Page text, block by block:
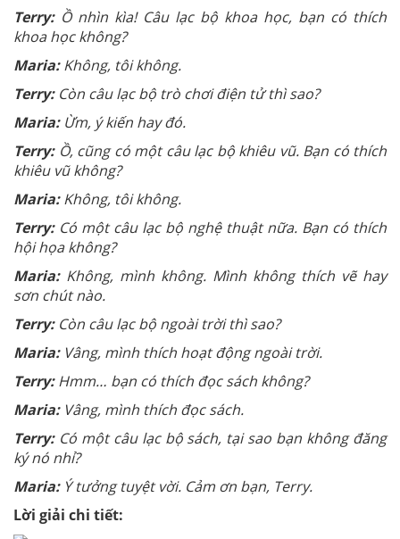
Terry:Ồ nhìn kìa! Câu lạc bộ khoa học, bạn có thích
khoa học không?
Maria:Không, tôi không.
Terry:Còn câu lạc bộ trò chơi điện tử thì sao?
Maria:Ừm, ý kiến hay đó.
Terry:Ồ, cũng có một câu lạc bộ khiêu vũ. Bạn có thích
khiêu vũ không?
Maria:Không, tôi không.
Terry:Có một câu lạc bộ nghệ thuật nữa. Bạn có thích
hội họa không?
Maria:Không, mình không. Mình không thích vẽ hay
sơn chút nào.
Terry:Còn câu lạc bộ ngoài trời thì sao?
Maria:Vâng, mình thích hoạt động ngoài trời.
Terry:Hmm… bạn có thích đọc sách không?
Maria:Vâng, mình thích đọc sách.
Terry:Có một câu lạc bộ sách, tại sao bạn không đăng
ký nó nhỉ?
Maria:Ý tưởng tuyệt vời. Cảm ơn bạn, Terry.
Lời giải chi tiết: